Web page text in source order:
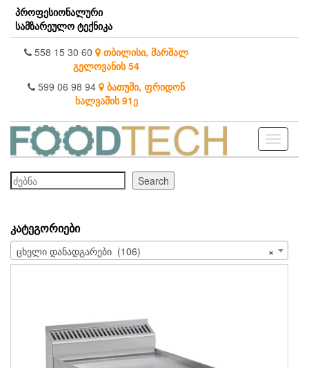
Skip
the
content
პროფესიონალური
სამზარეულო ტექნიკა
558 15 30 60 თბილისი, მარშალ
გელოვანის 54
599 06 98 94 ბათუმი, ფრიდონ
ხალვაშის 91ე
Toggle
ძებნა
Search
ᲙᲐᲢᲔᲒᲝᲠᲘᲔᲑᲘ
×
ცხელი დანადგარები (106)